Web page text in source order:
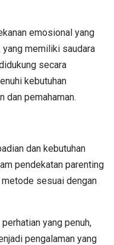
emosional yang
memiliki saudara
secara
kebutuhan
dan pemahaman.
dan kebutuhan
pendekatan parenting
sesuai dengan
yang penuh,
pengalaman yang